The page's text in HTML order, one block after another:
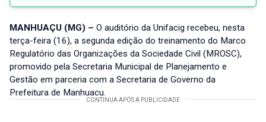
MANHUAÇU (MG) – O auditório da Unifacig recebeu, nesta
terça-feira (16), a segunda edição do treinamento do Marco
Regulatório das Organizações da Sociedade Civil (MROSC),
promovido pela Secretaria Municipal de Planejamento e
Gestão em parceria com a Secretaria de Governo da
Prefeitura de Manhuaçu.